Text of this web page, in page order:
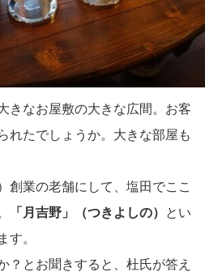
きなお屋敷の大きな広間。お客
れたでしょうか。大きな部屋も
創業の老舗にして、塩田でここ
「月吉野」（つきよしの）
とい
す。
？とお聞きすると、杜氏が答え